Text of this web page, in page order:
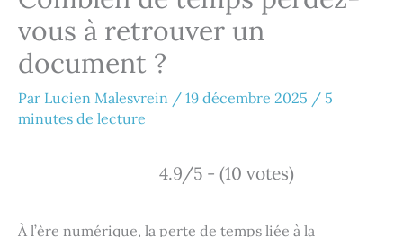
vous à retrouver un
document ?
Par Lucien Malesvrein / 19 décembre 2025 / 5
minutes de lecture
4.9/5 - (10 votes)
À l’ère numérique, la perte de temps liée à la